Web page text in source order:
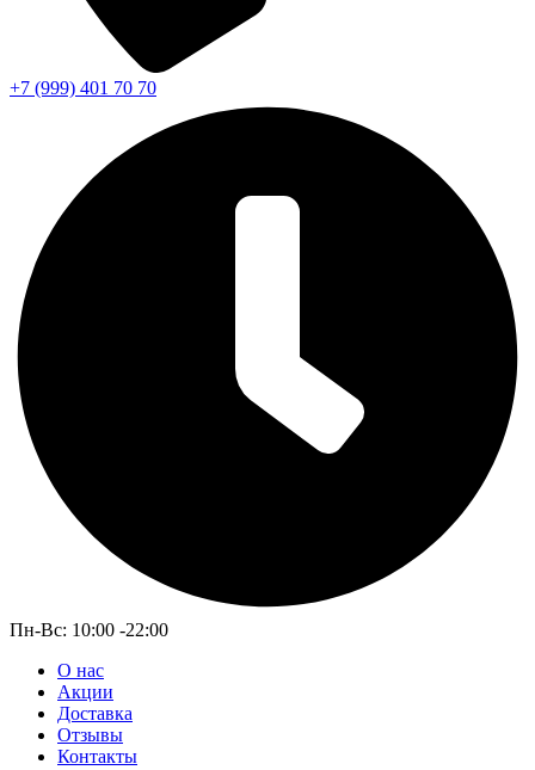
+7 (999) 401 70 70
Пн-Вс: 10:00 -22:00
О нас
Акции
Доставка
Отзывы
Контакты